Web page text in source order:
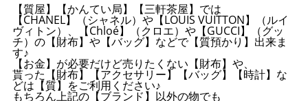
【質屋】【かんてい局】【三軒茶屋】では
【CHANEL】（シャネル）や【LOUIS VUITTON】（ルイ
ヴィトン）、【Chloé】（クロエ）や【GUCCI】（グッ
チ）の【財布】や【バッグ】などで【質預かり】出来ま
す♪
【お金】が必要だけど売りたくない【財布】や、
貰った【財布】【アクセサリー】【バッグ】【時計】な
どは【質】をご利用ください♪
もちろん上記の【ブランド】以外の物でも